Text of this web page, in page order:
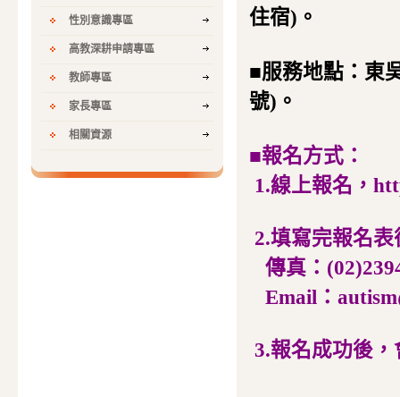
性別意識專區
高教深耕申請專區
教師專區
家長專區
相關資源
住宿)。
■服務地點：東
號)。
■報名方式：
1.線上報名，
2.填寫完報名
傳真：
Email：
3.報名成功後